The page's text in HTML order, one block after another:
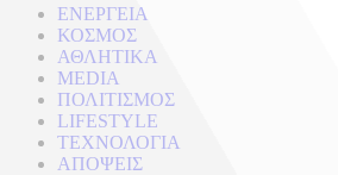
ΕΝΕΡΓΕΙΑ
ΚΟΣΜΟΣ
ΑΘΛΗΤΙΚΑ
MEDIA
ΠΟΛΙΤΙΣΜΟΣ
LIFESTYLE
ΤΕΧΝΟΛΟΓΙΑ
ΑΠΟΨΕΙΣ